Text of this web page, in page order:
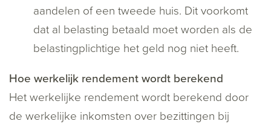
aandelen of een tweede huis. Dit voorkomt
dat al belasting betaald moet worden als de
belastingplichtige het geld nog niet heeft.
Hoe werkelijk rendement wordt berekend
Het werkelijke rendement wordt berekend door
de werkelijke inkomsten over bezittingen bij